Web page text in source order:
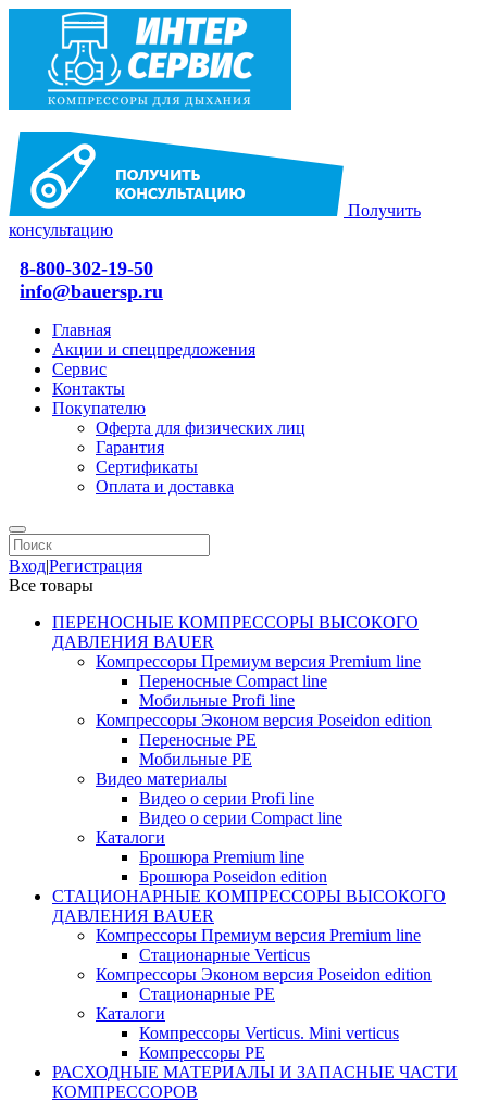
Получить
консультацию
8-800-302-19-50
info@bauersp.ru
Главная
Акции и спецпредложения
Сервис
Контакты
Покупателю
Оферта для физических лиц
Гарантия
Сертификаты
Оплата и доставка
Вход|Регистрация
Все товары
ПЕРЕНОСНЫЕ КОМПРЕССОРЫ ВЫСОКОГО
ДАВЛЕНИЯ BAUER
Компрессоры Премиум версия Premium line
Переносные Compact line
Мобильные Profi line
Компрессоры Эконом версия Poseidon edition
Переносные PE
Мобильные PE
Видео материалы
Видео о серии Profi line
Видео о серии Compact line
Каталоги
Брошюра Premium line
Брошюра Poseidon edition
СТАЦИОНАРНЫЕ КОМПРЕССОРЫ ВЫСОКОГО
ДАВЛЕНИЯ BAUER
Компрессоры Премиум версия Premium line
Стационарные Verticus
Компрессоры Эконом версия Poseidon edition
Стационарные PE
Каталоги
Компрессоры Verticus. Mini verticus
Компрессоры PE
РАСХОДНЫЕ МАТЕРИАЛЫ И ЗАПАСНЫЕ ЧАСТИ
КОМПРЕССОРОВ